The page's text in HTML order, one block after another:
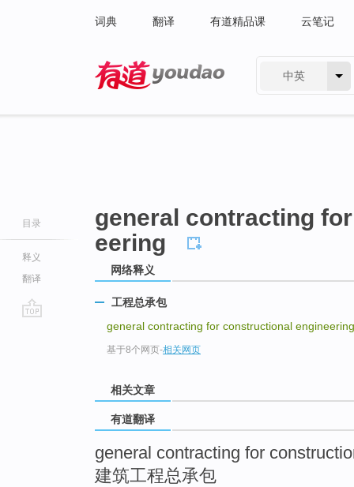
词典 翻译 有道精品课 云笔记
中英
目录
释义
翻译
general contracting
eering
网络释义
工程总承包
general contracting for constructional
基于8个网页-相关网页
相关文章
有道翻译
general contracting for
建筑工程总承包